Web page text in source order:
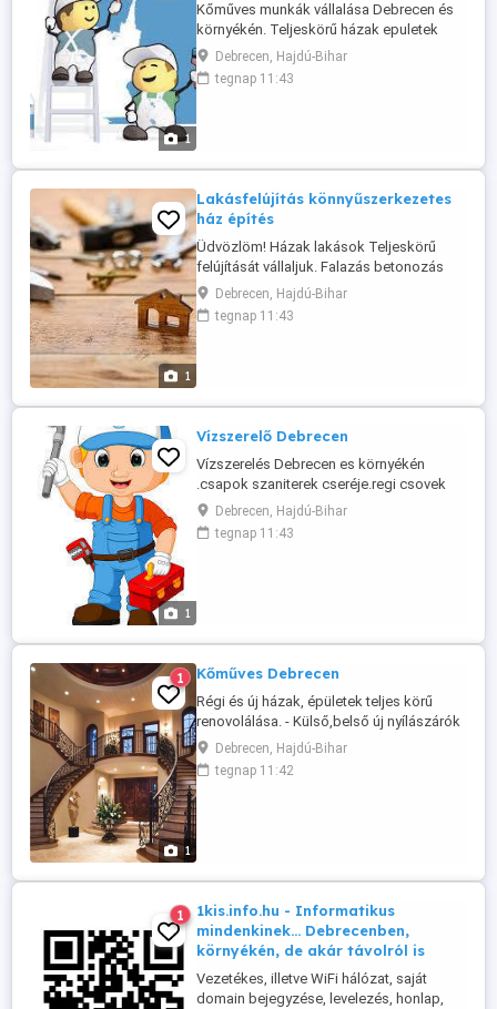
1
Kőműves munkák vállalása Debrecen és
környékén. Teljeskörű házak epuletek
renoválása. Falazas .
betonozás.nyilaszárok cseréje.ablak ajto
kavázás.hőszigetelés. külső
06305677441
Debrecen, Hajdú-Bihar
tegnap 11:43
1
Lakásfelújítás könnyűszerkezetes
ház építés
Üdvözlöm! Házak lakások Teljeskörű
felújítását vállaljuk. Falazás betonozás
hőszigetel s kerítések járdák
készítése.hoszigeteles. Nyílászárok
cseréje. Korrekt arakkal. Megbizhato
Debrecen, Hajdú-Bihar
tegnap 11:43
1
Vízszerelő Debrecen
Vízszerelés Debrecen es környékén
.csapok szaniterek cseréje.regi csovek
csereje . Uj halozat kiépítése. Furdokadak.
Wc tartalyok . Csereje javitasa. Komplett
furdoszoba felujitas . házfelújítás
Debrecen, Hajdú-Bihar
tegnap 11:43
1
1 Kőműves Debrecen
Régi és új házak, épületek teljes körű
renovolálása. - Külső,belső új nyílászárók
precíz beépitése és kérések esetén azok
javítása - Külső, belső bontás, átalakítás,
vakolás, betonozás, gipszkartonozás -
Debrecen, Hajdú-Bihar
tegnap 11:42
1
1kis.info.hu - Informatikus
mindenkinek... Debrecenben,
környékén, de akár távolról is
Vezetékes, illetve WiFi hálózat, saját
domain bejegyzése, levelezés, honlap,